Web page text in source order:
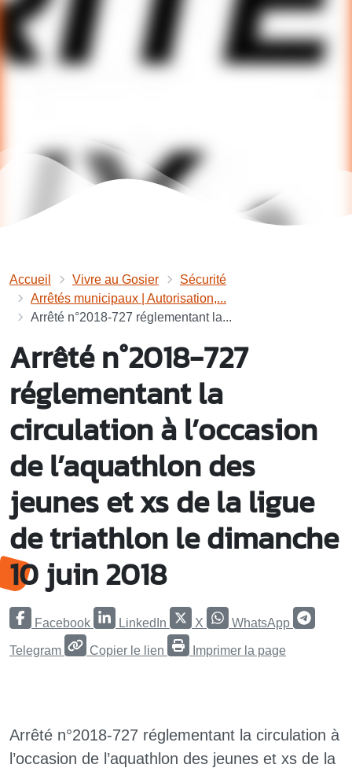
Accueil Vivre au Gosier
Sécurité
Arrêtés municipaux | Autorisation,...
Arrêté n°2018-727 réglementant la...
Arrêté n°2018-727
réglementant la
circulation à l’occasion
de l’aquathlon des
jeunes et xs de la ligue
de triathlon le dimanche
10 juin 2018
Facebook LinkedIn X WhatsApp
Telegram Copier le lien Imprimer la page
Arrêté n°2018-727 réglementant la circulation à
l’occasion de l’aquathlon des jeunes et xs de la